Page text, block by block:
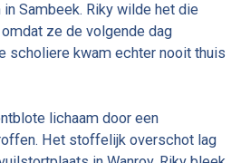
Sambeek. Riky wilde het die
ze de volgende dag
scholiere kwam echter nooit thuis
lichaam door een
Het stoffelijk overschot lag